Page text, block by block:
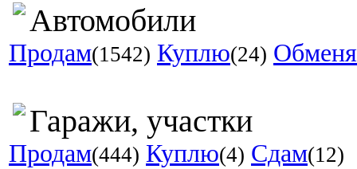
Автомобили
Продам(1542) Куплю(24)
Гаражи, участки
Продам(444) Куплю(4) Сдам(12)